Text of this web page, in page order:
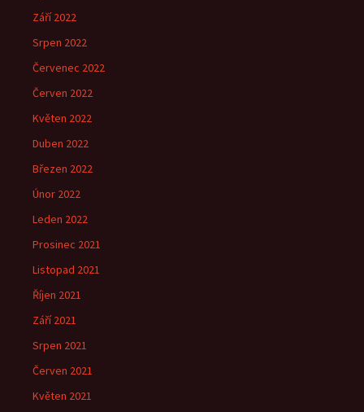
Září 2022
Srpen 2022
Červenec 2022
Červen 2022
Květen 2022
Duben 2022
Březen 2022
Únor 2022
Leden 2022
Prosinec 2021
Listopad 2021
Říjen 2021
Září 2021
Srpen 2021
Červen 2021
Květen 2021